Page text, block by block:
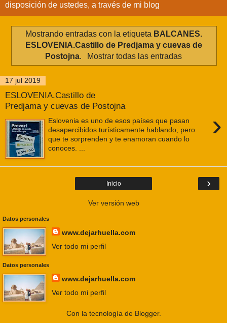
disposición de ustedes, a través de mi blog
Mostrando entradas con la etiqueta BALCANES.
ESLOVENIA.Castillo de Predjama y cuevas de
Postojna. Mostrar todas las entradas
17 jul 2019
ESLOVENIA.Castillo de
Predjama y cuevas de Postojna
›
Eslovenia es uno de esos países que pasan
desapercibidos turísticamente hablando, pero
que te sorprenden y te enamoran cuando lo
conoces. ...
›
Inicio
Ver versión web
Datos personales
www.dejarhuella.com
Ver todo mi perfil
Datos personales
www.dejarhuella.com
Ver todo mi perfil
Con la tecnología de Blogger.